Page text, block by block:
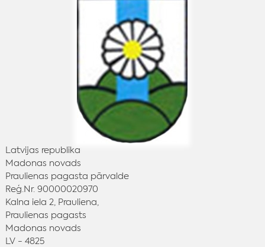
Latvijas republika
Madonas novads
Praulienas pagasta pārvalde
Reģ.Nr. 90000020970
Kalna iela 2, Prauliena,
Praulienas pagasts
Madonas novads
LV - 4825